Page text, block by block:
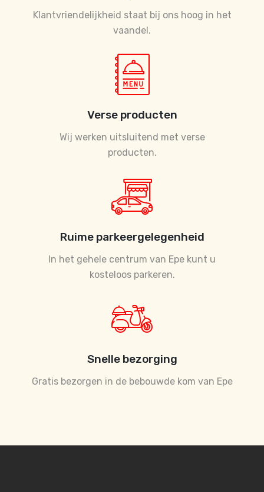
Klantvriendelijkheid staat bij ons hoog in het
vaandel.
Verse producten
Wij werken uitsluitend met verse
producten.
Ruime parkeergelegenheid
In het gehele centrum van Epe kunt u
kosteloos parkeren.
Snelle bezorging
Gratis bezorgen in de bebouwde kom van Epe